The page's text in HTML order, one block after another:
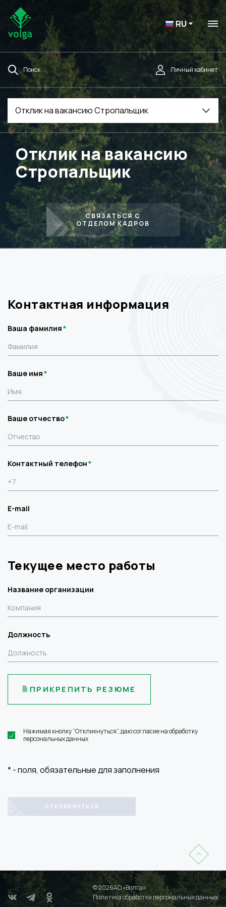
RU
Поиск Личный кабинет
Отклик на вакансию Стропальщик
Отклик на вакансию
Стропальщик
СВЯЗАТЬСЯ С
ОТДЕЛОМ КАДРОВ
Контактная информация
Ваша фамилия
Ваше имя
Ваше отчество
Контактный телефон
E-mail
Текущее место работы
Название организации
Должность
ПРИКРЕПИТЬ РЕЗЮМЕ
Нажимая кнопку “Откликнуться”, даю согласие на обработку
персональных данных
*- поля, обязательные для заполнения
© 2026АО «Волга»
Политика обработки персональных данных